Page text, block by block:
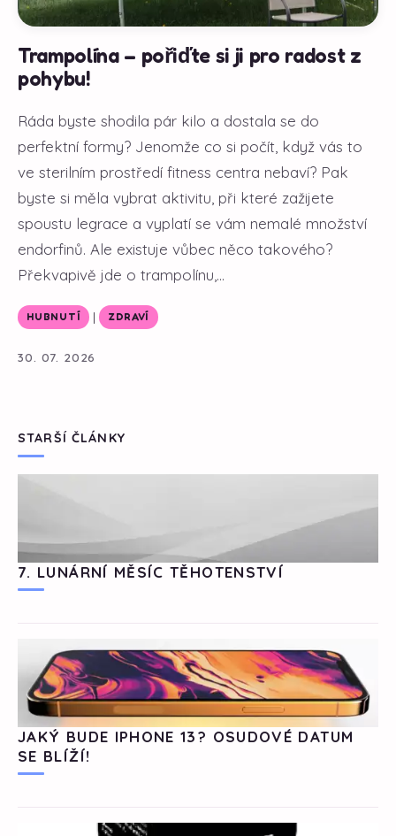
Trampolína – pořiďte si ji pro radost z
pohybu!
Ráda byste shodila pár kilo a dostala se do
perfektní formy? Jenomže co si počít, když vás to
ve sterilním prostředí fitness centra nebaví? Pak
byste si měla vybrat aktivitu, při které zažijete
spoustu legrace a vyplatí se vám nemalé množství
endorfinů. Ale existuje vůbec něco takového?
Překvapivě jde o trampolínu,...
HUBNUTÍ | ZDRAVÍ
30. 07. 2026
STARŠÍ ČLÁNKY
7. LUNÁRNÍ MĚSÍC TĚHOTENSTVÍ
JAKÝ BUDE IPHONE 13? OSUDOVÉ DATUM
SE BLÍŽÍ!